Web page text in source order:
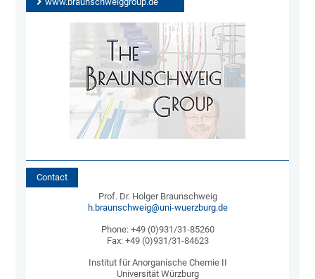
Contact
Prof. Dr. Holger Braunschweig
h.braunschweig@uni-wuerzburg.de
Phone: +49 (0)931/31-85260
Fax: +49 (0)931/31-84623
Institut für Anorganische Chemie II
Universität Würzburg